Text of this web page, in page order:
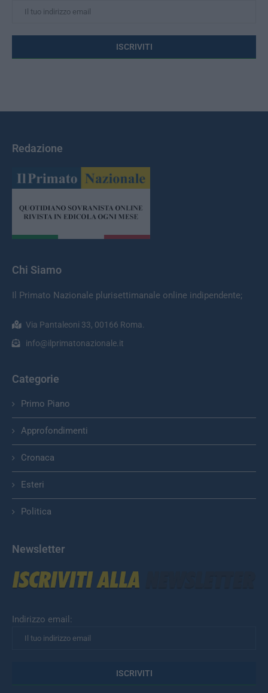
Redazione
Chi Siamo
Il Primato Nazionale plurisettimanale online indipendente;
Via Pantaleoni 33, 00166 Roma.
info@ilprimatonazionale.it
Categorie
Primo Piano
Approfondimenti
Cronaca
Esteri
Politica
Newsletter
Indirizzo email: